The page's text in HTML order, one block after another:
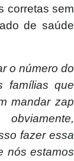
corretas sem
de saúde
o número do
famílias que
mandar zap
fazer essa
nós estamos